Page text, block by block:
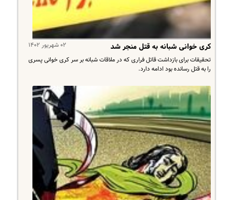
۰۲ شهریور ۱۴۰۲ کری خوانی شبانه به قتل منجر شد
تحقیقات برای بازداشت قاتل فراری که در ملاقات شبانه بر سر کری خوانی پسری
را به قتل رسانده بود ادامه دارد.